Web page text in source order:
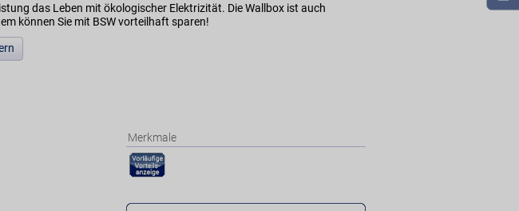
das Leben mit ökologischer Elektrizität. Die Wallbox ist auch
können Sie mit BSW vorteilhaft sparen!
Merkmale